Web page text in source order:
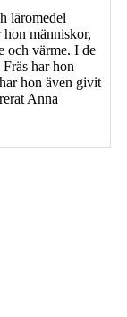
läromedel
människor,
och värme. I de
har hon
hon även givit
Anna